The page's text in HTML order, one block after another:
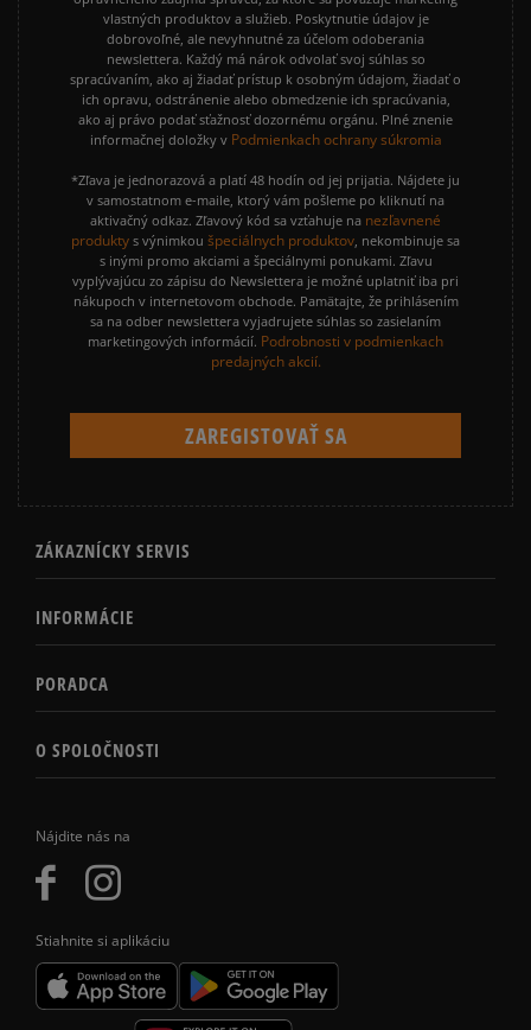
Nájdite nás na
Stiahnite si aplikáciu
vlastných produktov a služieb. Poskytnutie údajov je
dobrovoľné, ale nevyhnutné za účelom odoberania
newslettera. Každý má nárok odvolať svoj súhlas so
spracúvaním, ako aj žiadať prístup k osobným údajom, žiadať o
ich opravu, odstránenie alebo obmedzenie ich spracúvania,
ako aj právo podať sťažnosť dozornému orgánu. Plné znenie
informačnej doložky v Podmienkach ochrany súkromia
*Zľava je jednorazová a platí 48 hodín od jej prijatia. Nájdete ju
v samostatnom e-maile, ktorý vám pošleme po kliknutí na
aktivačný odkaz. Zľavový kód sa vzťahuje na nezľavnené
produkty s výnimkou špeciálnych produktov, nekombinuje sa
s inými promo akciami a špeciálnymi ponukami. Zľavu
vyplývajúcu zo zápisu do Newslettera je možné uplatniť iba pri
nákupoch v internetovom obchode. Pamätajte, že prihlásením
sa na odber newslettera vyjadrujete súhlas so zasielaním
marketingových informácií. Podrobnosti v podmienkach
predajných akcií.
ZÁKAZNÍCKY SERVIS
INFORMÁCIE
PORADCA
O SPOLOČNOSTI